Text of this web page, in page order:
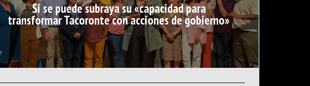
Sí se puede subraya su «capacidad para
transformar Tacoronte con acciones de gobierno»